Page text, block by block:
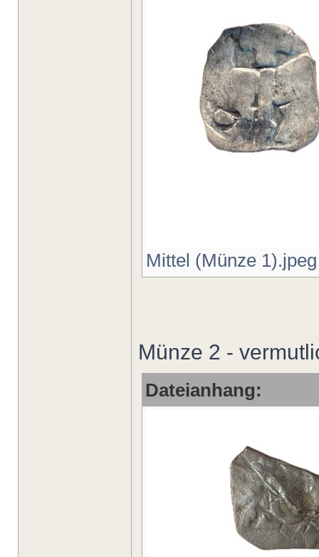
Mittel (Münze
Münze 2 -
Dateianhang: